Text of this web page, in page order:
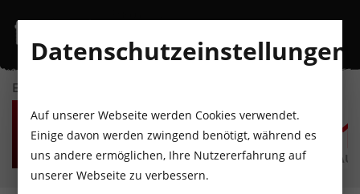
EVENTKALENDER
DO
6
AUGUST
FR
7
AUGUST
SA
8
AUGUST
SO
9
AUGUST
MO
10
AUGUST
Datenschutzeinstellungen
Auf unserer Webseite werden Cookies verwendet.
Einige davon werden zwingend benötigt, während es
uns andere ermöglichen, Ihre Nutzererfahrung auf
unserer Webseite zu verbessern.